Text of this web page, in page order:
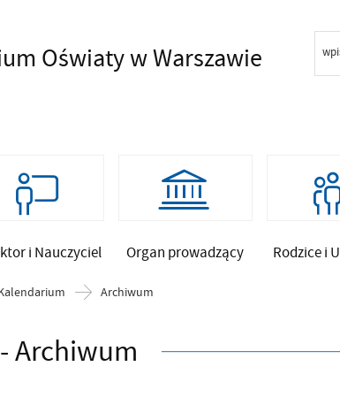
Oświatyw Warszawie
i Nauczyciel Organ prowadzący Rodzice i
Archiwum
Archiwum